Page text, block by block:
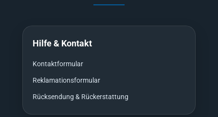
Hilfe & Kontakt
Kontaktformular
Reklamationsformular
Rücksendung & Rückerstattung